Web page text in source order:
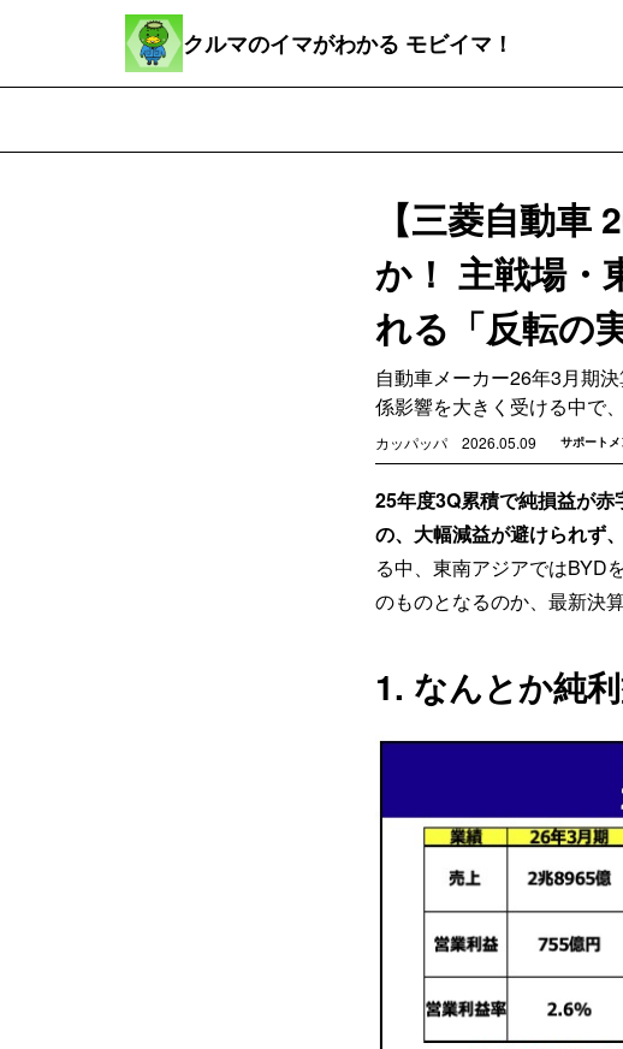
クルマのイマがわかる モビイマ！
【三菱自動
か！ 主戦場・
れる「反転の
自動車メーカー26年3月期
係影響を大きく受ける中で
カッパッパ 2026.05.09 サポート
25年度3Q累積で純損益が
の、大幅減益が避けられず
る中、東南アジアではBYD
のものとなるのか、最新決
1. なんとか純